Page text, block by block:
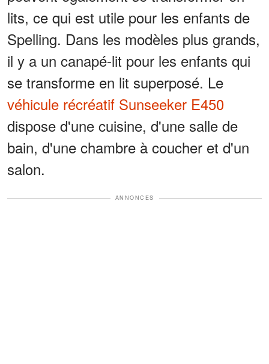
lits, ce qui est utile pour les enfants de
Spelling. Dans les modèles plus grands,
il y a un canapé-lit pour les enfants qui
se transforme en lit superposé. Le
véhicule récréatif Sunseeker E450
dispose d'une cuisine, d'une salle de
bain, d'une chambre à coucher et d'un
salon.
ANNONCES